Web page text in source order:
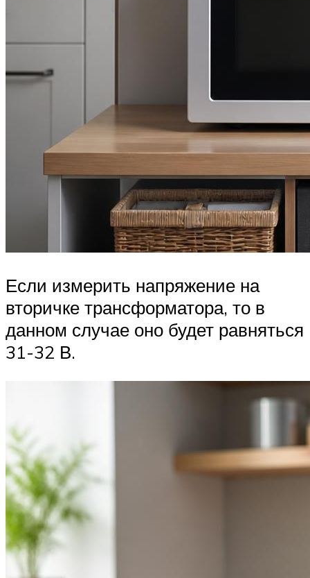
Если измерить напряжение на
вторичке трансформатора, то в
данном случае оно будет равняться
31-32 В.